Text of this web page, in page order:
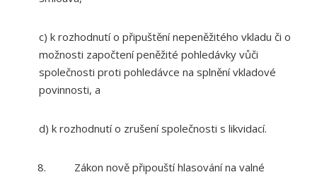
c) k rozhodnutí o připuštění nepeněžitého vkladu či o
možnosti započtení peněžité pohledávky vůči
společnosti proti pohledávce na splnění vkladové
povinnosti, a
d) k rozhodnutí o zrušení společnosti s likvidací.
8. Zákon nově připouští hlasování na valné